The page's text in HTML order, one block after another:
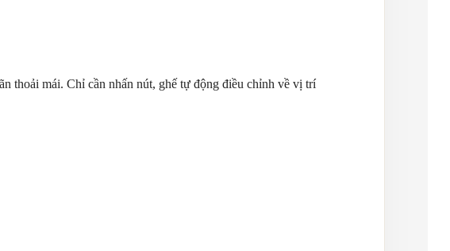
thoải mái. Chỉ cần nhấn nút, ghế tự động điều chỉnh về vị trí